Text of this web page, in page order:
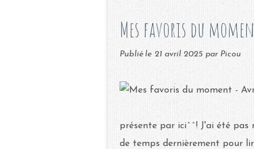
Mes favoris du
Publié le 21 avril 2025 par Picou
présente par ici^^! J'ai été pas
de temps dernièrement pour